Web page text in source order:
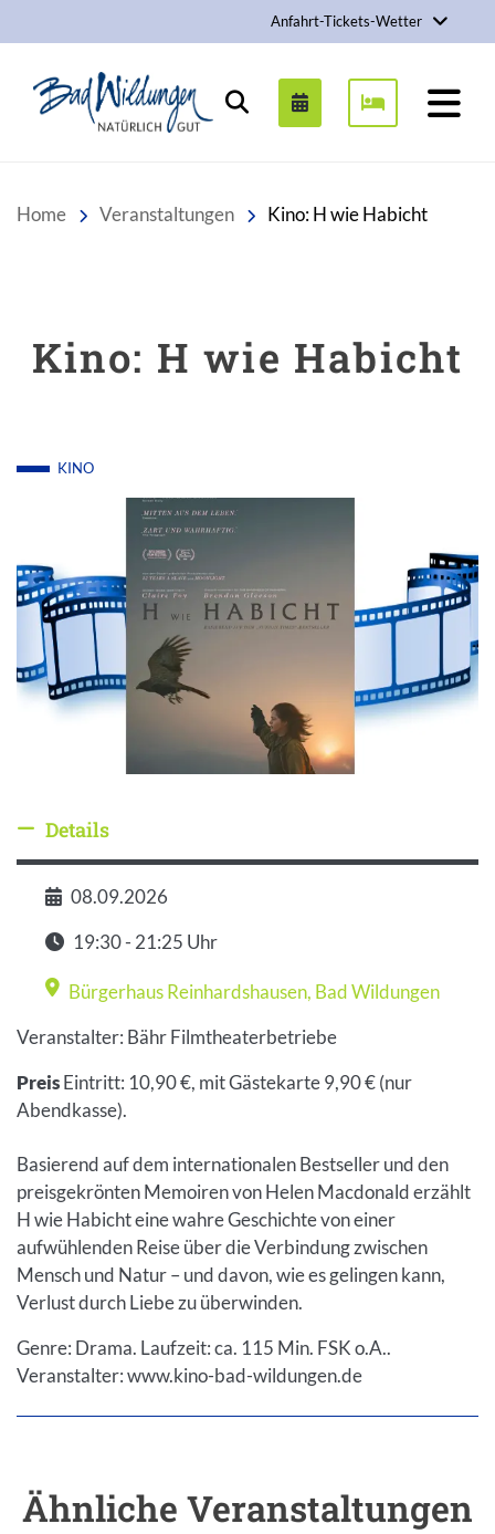
Anfahrt-Tickets-Wetter
Stadt Bad Wildungen
Suchen
Home Veranstaltungen Kino: H wie Habicht
Kino: H wie Habicht
KINO
Details ausblenden
Details
Datum
08.09.2026
Zeit
19:30 - 21:25 Uhr
Veranstaltungsort
Bürgerhaus Reinhardshausen, Bad Wildungen
Veranstalter: Bähr Filmtheaterbetriebe
PreisEintritt: 10,90 €, mit Gästekarte 9,90 € (nur
Abendkasse).
Basierend auf dem internationalen Bestseller und den
preisgekrönten Memoiren von Helen Macdonald erzählt
H wie Habicht eine wahre Geschichte von einer
aufwühlenden Reise über die Verbindung zwischen
Mensch und Natur – und davon, wie es gelingen kann,
Verlust durch Liebe zu überwinden.
Genre: Drama. Laufzeit: ca. 115 Min. FSK o.A..
Veranstalter: www.kino-bad-wildungen.de
Ähnliche Veranstaltungen